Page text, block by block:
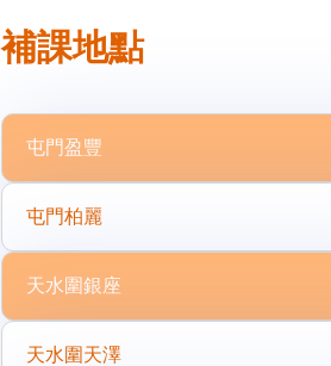
補課地點
屯門盈豐
屯門柏麗
天水圍銀座
天水圍天澤